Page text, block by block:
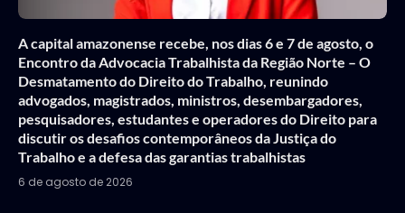
A capital amazonense recebe, nos dias 6 e 7 de agosto, o
Encontro da Advocacia Trabalhista da Região Norte – O
Desmatamento do Direito do Trabalho, reunindo
advogados, magistrados, ministros, desembargadores,
pesquisadores, estudantes e operadores do Direito para
discutir os desafios contemporâneos da Justiça do
Trabalho e a defesa das garantias trabalhistas
6 de agosto de 2026